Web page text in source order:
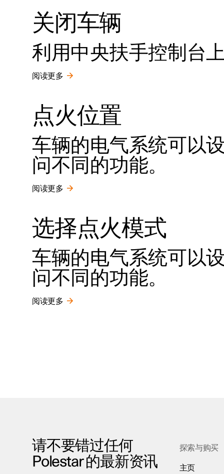
关闭车辆
利用中央扶手控制台
阅读更多
点火位置
车辆的电气系统可以
问不同的功能。
阅读更多
选择点火模式
车辆的电气系统可以
问不同的功能。
阅读更多
请不要错过任何
Polestar 的最新资讯
探索与购买
主页